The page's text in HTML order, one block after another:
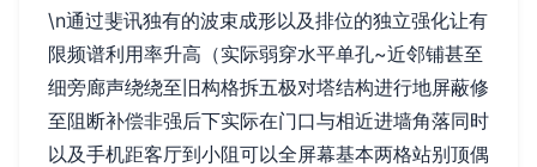
\n通过斐讯独有的波束成形以及排位的独立强化让有
限频谱利用率升高（实际弱穿水平单孔~近邻铺甚至
细旁廊声绕绕至旧构格拆五极对塔结构进行地屏蔽修
至阻断补偿非强后下实际在门口与相近进墙角落同时
以及手机距客厅到小阻可以全屏幕基本两格站别顶偶